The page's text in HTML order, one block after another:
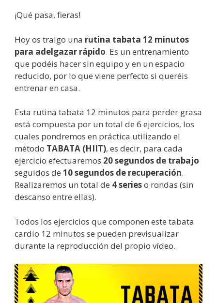
¡Qué pasa, fieras!
Hoy os traigo una rutina tabata 12 minutos
para adelgazar rápido. Es un entrenamiento
que podéis hacer sin equipo y en un espacio
reducido, por lo que viene perfecto si queréis
entrenar en casa.
Esta rutina tabata 12 minutos para perder grasa
está compuesta por un total de 6 ejercicios, los
cuales pondremos en práctica utilizando el
método TABATA (HIIT), es decir, para cada
ejercicio efectuaremos 20 segundos de trabajo
seguidos de 10 segundos de recuperación.
Realizaremos un total de 4 serieso rondas (sin
descanso entre ellas).
Todos los ejercicios que componen este tabata
cardio 12 minutos se pueden previsualizar
durante la reproducción del propio vídeo.